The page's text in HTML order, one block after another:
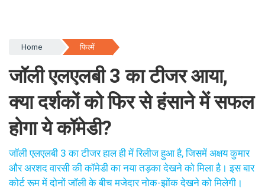
Home फिल्में
जॉली एलएलबी 3 का टीजर आया,
क्या दर्शकों को फिर से हंसाने में सफल
होगा ये कॉमेडी?
जॉली एलएलबी 3 का टीजर हाल ही में रिलीज हुआ है, जिसमें अक्षय कुमार
और अरशद वारसी की कॉमेडी का नया तड़का देखने को मिला है। इस बार
कोर्ट रूम में दोनों जॉली के बीच मजेदार नोक-झोंक देखने को मिलेगी।